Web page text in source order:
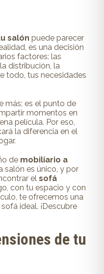
salón puede parecer
es una decisión
factores: las
distribución, la
todo, tus necesidades
más; es el punto de
momentos en
película. Por eso,
la diferencia en el
de mobiliario a
salón es único, y por
el sofá
con tu espacio y con
te ofrecemos una
ideal. ¡Descubre
de tu